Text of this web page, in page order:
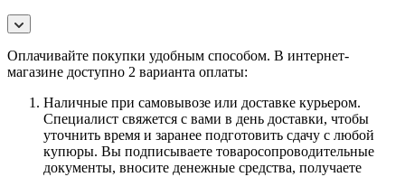
Оплачивайте покупки удобным способом. В интернет-
магазине доступно 2 варианта оплаты:
Наличные при самовывозе или доставке курьером.
Специалист свяжется с вами в день доставки, чтобы
уточнить время и заранее подготовить сдачу с любой
купюры. Вы подписываете товаросопроводительные
документы, вносите денежные средства, получаете